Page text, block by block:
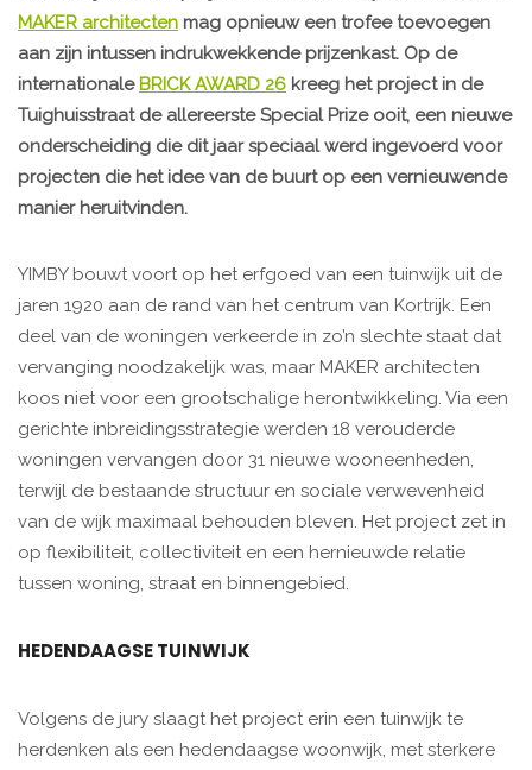
MAKER architecten mag opnieuw een trofee toevoegen
aan zijn intussen indrukwekkende prijzenkast. Op de
internationale BRICK AWARD 26 kreeg het project in de
Tuighuisstraat de allereerste Special Prize ooit, een nieuwe
onderscheiding die dit jaar speciaal werd ingevoerd voor
projecten die het idee van de buurt op een vernieuwende
manier heruitvinden.
YIMBY bouwt voort op het erfgoed van een tuinwijk uit de
jaren 1920 aan de rand van het centrum van Kortrijk. Een
deel van de woningen verkeerde in zo’n slechte staat dat
vervanging noodzakelijk was, maar MAKER architecten
koos niet voor een grootschalige herontwikkeling. Via een
gerichte inbreidingsstrategie werden 18 verouderde
woningen vervangen door 31 nieuwe wooneenheden,
terwijl de bestaande structuur en sociale verwevenheid
van de wijk maximaal behouden bleven. Het project zet in
op flexibiliteit, collectiviteit en een hernieuwde relatie
tussen woning, straat en binnengebied.
HEDENDAAGSE TUINWIJK
Volgens de jury slaagt het project erin een tuinwijk te
herdenken als een hedendaagse woonwijk, met sterkere